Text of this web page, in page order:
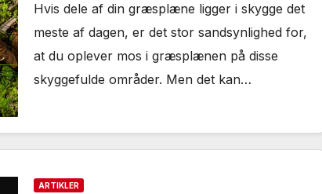
Hvis dele af din græsplæne ligger i skygge det
meste af dagen, er det stor sandsynlighed for,
at du oplever mos i græsplænen på disse
skyggefulde områder. Men det kan…
ARTIKLER